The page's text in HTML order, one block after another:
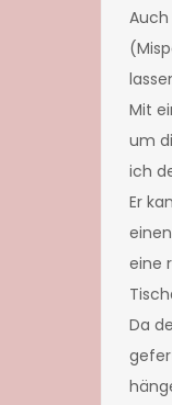
Mit
um
ich
Er
eine
Da